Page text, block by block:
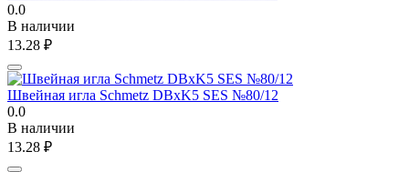
0.0
В наличии
13.28 ₽
Швейная игла Schmetz DBxK5 SES №80/12
0.0
В наличии
13.28 ₽